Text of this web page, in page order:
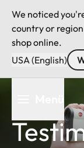
We noticed
country or
shop online.
USA (English)